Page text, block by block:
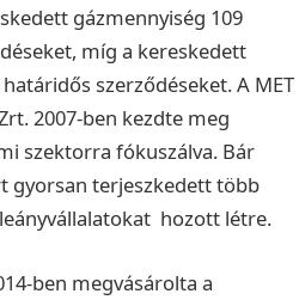
gázmennyiség 109
míg a kereskedett
szerződéseket.A MET
2007-ben kezdte meg
szektorra fókuszálva. Bár
gyorsan terjeszkedett több
hozott létre.
ben megvásárolta a